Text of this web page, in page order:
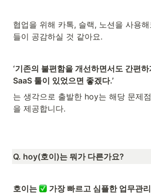
협업을 위해 카톡, 슬랙, 노션을 사용
들이 공감하실 것 같아요.
‘기존의 불편함을 개선하면서도 간편
SaaS 툴이 있었으면 좋겠다.’
는 생각으로 출발한 hoy는 해당 문제
을 제공합니다.
Q. hoy(호이)는 뭐가 다른가요?
호이는
가장 빠르고 심플한 업무관